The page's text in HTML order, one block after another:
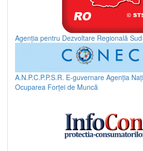
Agenția pentru Dezvoltare Regională
A.N.P.C.P.P.S.R. E-guvernare Agenția
Ocuparea Forței de Muncă